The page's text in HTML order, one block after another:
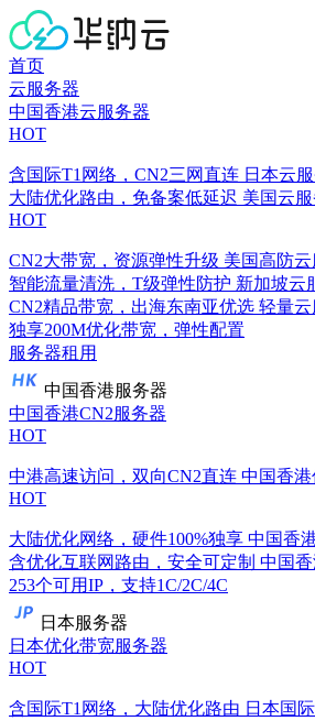
首页
云服务器
中国香港云服务器
HOT
含国际T1网络，CN2三网直连 日本云
大陆优化路由，免备案低延迟 美国云
HOT
CN2大带宽，资源弹性升级 美国高防
智能流量清洗，T级弹性防护 新加坡云
CN2精品带宽，出海东南亚优选 轻量
独享200M优化带宽，弹性配置
服务器租用
中国香港服务器
中国香港CN2服务器
HOT
中港高速访问，双向CN2直连 中国香
HOT
大陆优化网络，硬件100%独享 中国香
含优化互联网路由，安全可定制 中国
253个可用IP，支持1C/2C/4C
日本服务器
日本优化带宽服务器
HOT
含国际T1网络，大陆优化路由 日本国